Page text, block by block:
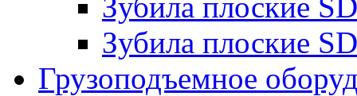
Зубила плоские
Грузоподъемное